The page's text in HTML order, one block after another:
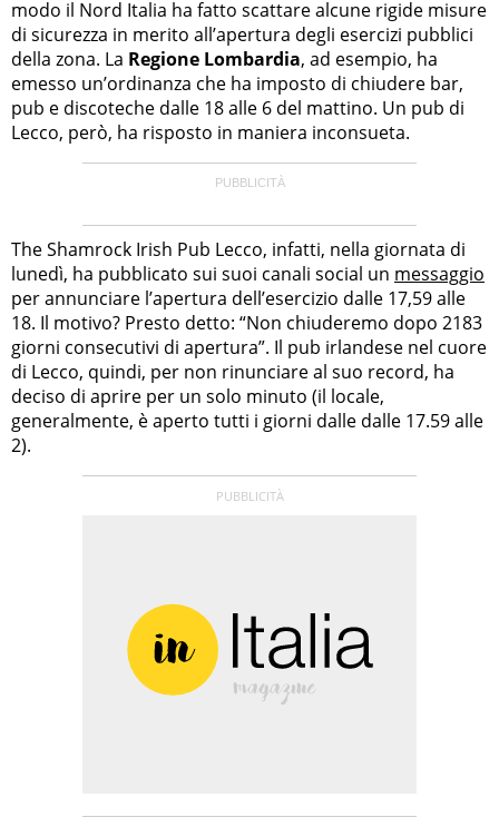
modo il Nord Italia ha fatto scattare alcune rigide misure
di sicurezza in merito all’apertura degli esercizi pubblici
della zona. La Regione Lombardia, ad esempio, ha
emesso un’ordinanza che ha imposto di chiudere bar,
pub e discoteche dalle 18 alle 6 del mattino. Un pub di
Lecco, però, ha risposto in maniera inconsueta.
The Shamrock Irish Pub Lecco, infatti, nella giornata di
lunedì, ha pubblicato sui suoi canali social un messaggio
per annunciare l’apertura dell’esercizio dalle 17,59 alle
18. Il motivo? Presto detto: “Non chiuderemo dopo 2183
giorni consecutivi di apertura”. Il pub irlandese nel cuore
di Lecco, quindi, per non rinunciare al suo record, ha
deciso di aprire per un solo minuto (il locale,
generalmente, è aperto tutti i giorni dalle dalle 17.59 alle
2).